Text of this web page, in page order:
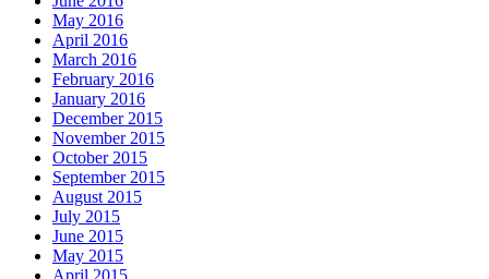
May 2016
April 2016
March 2016
February 2016
January 2016
December 2015
November 2015
October 2015
September 2015
August 2015
July 2015
June 2015
May 2015